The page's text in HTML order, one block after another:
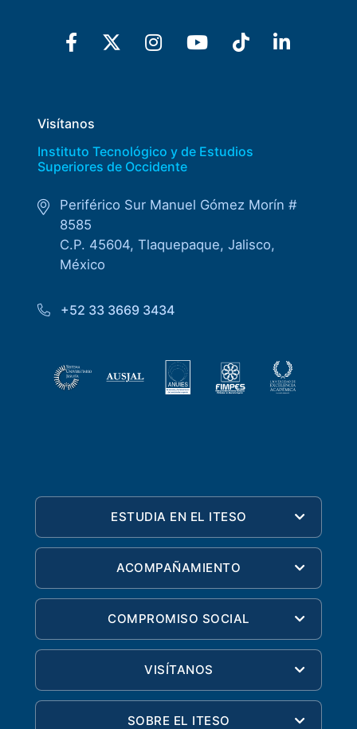
Visítanos
Instituto Tecnológico y de Estudios
Superiores de Occidente
Periférico Sur Manuel Gómez Morín #
8585
C.P. 45604, Tlaquepaque, Jalisco,
México
+52 33 3669 3434
ESTUDIA EN EL ITESO
ACOMPAÑAMIENTO
COMPROMISO SOCIAL
VISÍTANOS
SOBRE EL ITESO